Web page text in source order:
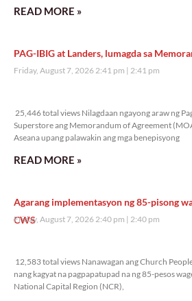
READ MORE »
PAG-IBIG at Landers, lumagda sa
Friday, August 7, 2026 2:41 pm 2:41 pm
25,446 total views Nilagdaan ngayong araw ng
Superstore ang Memorandum of Agreement
Aseana upang palawakin ang mga benepisyong
READ MORE »
Agarang implementasyon ng 85-pisong
CWS
Friday, August 7, 2026 2:40 pm 2:40 pm
12,583 total views Nanawagan ang Church
nang kagyat na pagpapatupad na ng 85-pesos
National Capital Region (NCR),